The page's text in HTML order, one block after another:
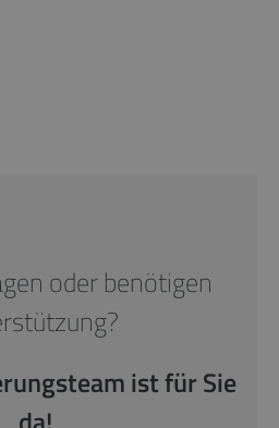
oder benötigen
ist für Sie